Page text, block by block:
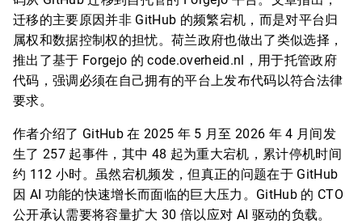
迁移的主要原因并非 GitHub 的频繁宕机，而是对平台归
属权和数据控制权的担忧。荷兰政府也做出了类似选择，
推出了基于 Forgejo 的 code.overheid.nl，用于托管政府
代码，强调必须在自己拥有的平台上发布代码以符合法律
要求。
作者介绍了 GitHub 在 2025 年 5 月至 2026 年 4 月间发
生了 257 起事件，其中 48 起为重大宕机，累计停机时间
约 112 小时。虽然宕机频发，但真正的问题在于 GitHub
因 AI 功能的快速增长而面临的巨大压力。GitHub 的 CTO
公开承认需要将容量扩大 30 倍以应对 AI 驱动的负载。